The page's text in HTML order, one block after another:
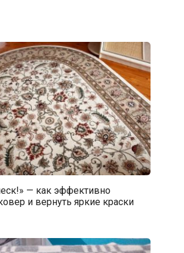
— как эффективно
и вернуть яркие краски